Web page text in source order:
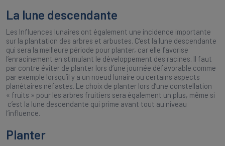
La lune descendante
Les Influences lunaires ont également une incidence importante
sur la plantation des arbres et arbustes. C’est la lune descendante
qui sera la meilleure période pour planter, car elle favorise
l’enracinement en stimulant le développement des racines. Il faut
par contre éviter de planter lors d’une journée défavorable comme
par exemple lorsqu’il y a un noeud lunaire ou certains aspects
planétaires néfastes. Le choix de planter lors d’une constellation
« fruits » pour les arbres fruitiers sera également un plus, même si
c’est la lune descendante qui prime avant tout au niveau
l’influence.
Planter